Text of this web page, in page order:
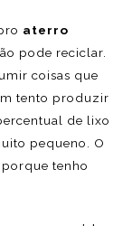
aterro
pode reciclar.
coisas que
tento produzir
de lixo
pequeno. O
tenho